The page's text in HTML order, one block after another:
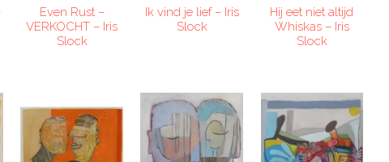
Even Rust –
VERKOCHT – Iris
Slock
Ik vind je lief – Iris
Slock
Hij eet niet altijd
Whiskas – Iris
Slock